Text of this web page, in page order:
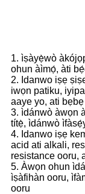
1. ìṣàyẹ̀wò
ohun àìmọ́, àti
2. Idanwo iṣẹ
iwọn patiku,
aaye yo, ati bẹbẹ
3. ìdánwò àwọn
títẹ̀, ìdánwò
4. Idanwo iṣẹ
acid ati alkali,
resistance ooru,
5. Àwọn ohun
ìṣàfihàn ooru,
ooru